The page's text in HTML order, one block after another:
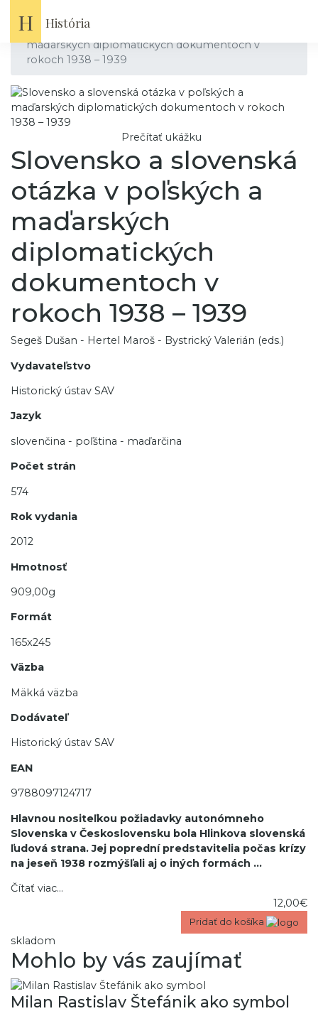
H História
Domov
Slovensko a slovenská otázka v poľských a
maďarských diplomatických dokumentoch v
rokoch 1938 – 1939
Prečítať ukážku
Slovensko a slovenská
otázka v poľských a
maďarských
diplomatických
dokumentoch v
rokoch 1938 – 1939
Segeš Dušan - Hertel Maroš - Bystrický Valerián (eds.)
Vydavateľstvo
Historický ústav SAV
Jazyk
slovenčina - poľština - maďarčina
Počet strán
574
Rok vydania
2012
Hmotnosť
909,00g
Formát
165x245
Väzba
Mäkká väzba
Dodávateľ
Historický ústav SAV
EAN
9788097124717
Hlavnou nositeľkou požiadavky autonómneho
Slovenska v Československu bola Hlinkova slovenská
ľudová strana. Jej poprední predstavitelia počas krízy
na jeseň 1938 rozmýšľali aj o iných formách ...
Čítať viac...
12,00€
Pridať do košíka
skladom
Mohlo by vás zaujímať
Milan Rastislav Štefánik ako symbol